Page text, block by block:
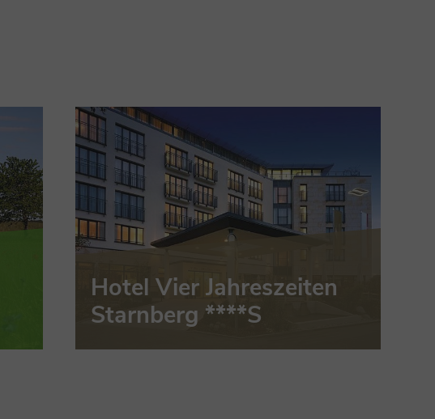
Hotel Vier Jahreszeiten
Starnberg ****S